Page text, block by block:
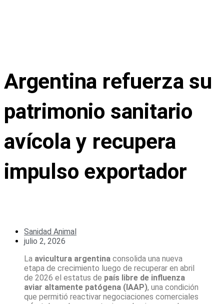
Argentina refuerza su
patrimonio sanitario
avícola y recupera
impulso exportador
Sanidad Animal
julio 2, 2026
La avicultura argentina consolida una nueva
etapa de crecimiento luego de recuperar en abril
de 2026 el estatus de país libre de influenza
aviar altamente patógena (IAAP), una condición
que permitió reactivar negociaciones comerciales